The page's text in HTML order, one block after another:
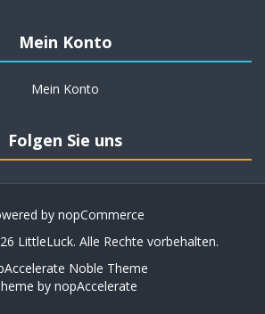
Mein Konto
Mein Konto
Folgen Sie uns
by nopCommerce
LittleLuck. Alle Rechte vorbehalten.
Noble Theme
by nopAccelerate